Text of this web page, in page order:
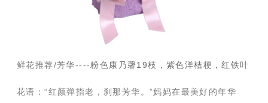
鲜花推荐/芳华----粉色康乃馨19枝，紫色洋桔梗，红铁叶
花语：“红颜弹指老，刹那芳华。”妈妈在最美好的年华